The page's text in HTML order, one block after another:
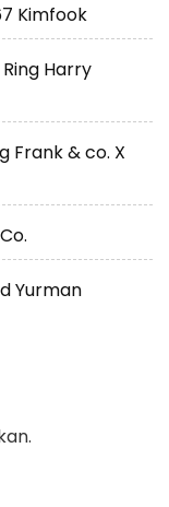
Kimfook
Harry
Frank & co. X
Yurman